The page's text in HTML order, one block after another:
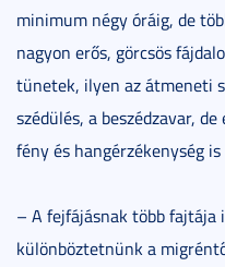
minimum négy óráig, de
nagyon erős, görcsös
tünetek, ilyen az átmeneti
szédülés, a beszédzavar,
fény és hangérzékenység
– A fejfájásnak több fajtája
különböztetnünk a